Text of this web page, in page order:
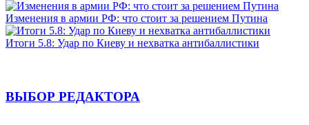
Изменения в армии РФ: что стоит за решением Путина
Итоги 5.8: Удар по Киеву и нехватка антибаллистики
ВЫБОР РЕДАКТОРА